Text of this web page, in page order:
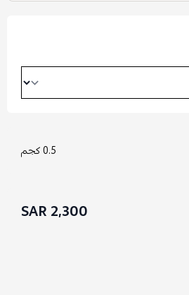
0.5 كجم
2,300 SAR